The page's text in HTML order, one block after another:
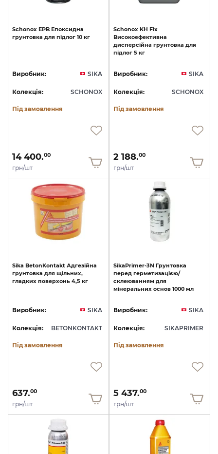
Schonox EPB Епоксидна
грунтовка для підлог 10 кг
Виробник: SIKA
Колекція: SCHONOX
Під замовлення
14 400.00
грн/шт
Schonox KH Fix
Високоефективна
дисперсійна грунтовка для
підлог 5 кг
Виробник: SIKA
Колекція: SCHONOX
Під замовлення
2 188.00
грн/шт
Sika BetonKontakt Адгезійна
грунтовка для щільних,
гладких поверхонь 4,5 кг
Виробник: SIKA
Колекція: BETONKONTAKT
Під замовлення
637.00
грн/шт
SikaPrimer-3N Грунтовка
перед герметизацією/
склеюванням для
мінеральних основ 1000 мл
Виробник: SIKA
Колекція: SIKAPRIMER
Під замовлення
5 437.00
грн/шт